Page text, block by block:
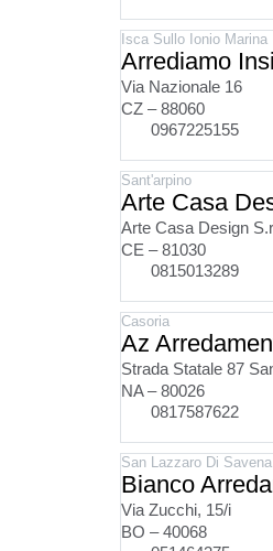
Isca Sullo Ionio Marina
Arrediamo
Via Nazionale 16
CZ – 88060
0967225155
Sant'arpino
Arte Casa
Arte Casa Design
CE – 81030
0815013289
Casoria
Az
Strada Statale 87
NA – 80026
0817587622
San Lazzaro Di Savena
Bianco
Via Zucchi, 15/i
BO – 40068